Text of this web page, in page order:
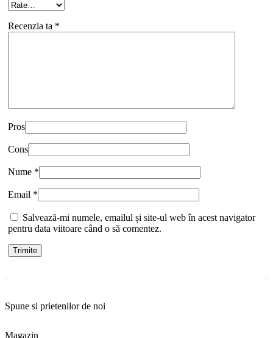
Recenzia ta *
Pros
Cons
Nume *
Email *
Salvează-mi numele, emailul și site-ul web în acest navigator
pentru data viitoare când o să comentez.
Spune si prietenilor de noi
Magazin